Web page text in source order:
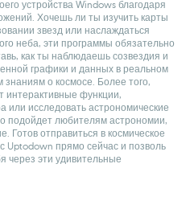
устройства Windows благодаря
Хочешь ли ты изучить карты
звезд или наслаждаться
неба, эти программы обязательно
как ты наблюдаешь созвездия и
графики и данных в реальном
о космосе. Более того,
интерактивные функции,
или исследовать астрономические
подойдет любителям астрономии,
Готов отправиться в космическое
Uptodown прямо сейчас и позволь
через эти удивительные